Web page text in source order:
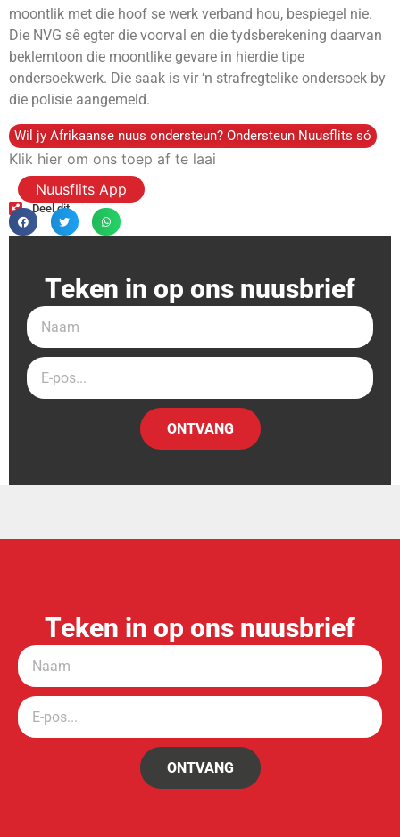
moontlik met die hoof se werk verband hou, bespiegel nie.
Die NVG sê egter die voorval en die tydsberekening daarvan
beklemtoon die moontlike gevare in hierdie tipe
ondersoekwerk. Die saak is vir ‘n strafregtelike ondersoek by
die polisie aangemeld.
Wil jy Afrikaanse nuus ondersteun? Ondersteun Nuusflits só
Klik hier om ons toep af te laai
Nuusflits App
Deel dit
Teken in op ons nuusbrief
ONTVANG
Teken in op ons nuusbrief
ONTVANG